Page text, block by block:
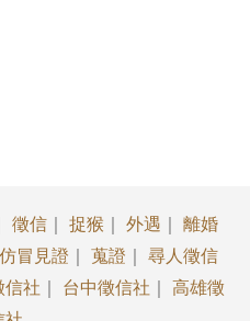
徵信 捉猴 外遇
離婚
仿冒見證 蒐證
尋人徵信
信社 台中徵信社
高雄徵